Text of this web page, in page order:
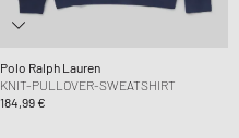
Polo Ralph Lauren
KNIT-PULLOVER-SWEATSHIRT
184,99 €